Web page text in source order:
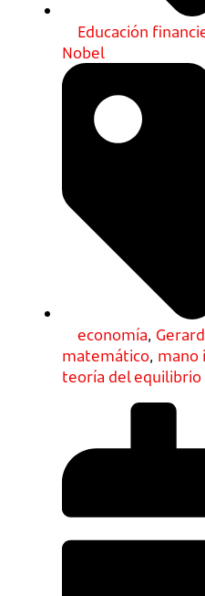
Educación
Nobel
economía,
matemático, mano
teoría del